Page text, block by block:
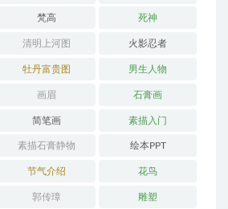
梵高 死神
清明上河图 火影忍者
牡丹富贵图 男生人物
画眉 石膏画
简笔画 素描入门
素描石膏静物 绘本PPT
节气介绍 花鸟
郭传璋 雕塑